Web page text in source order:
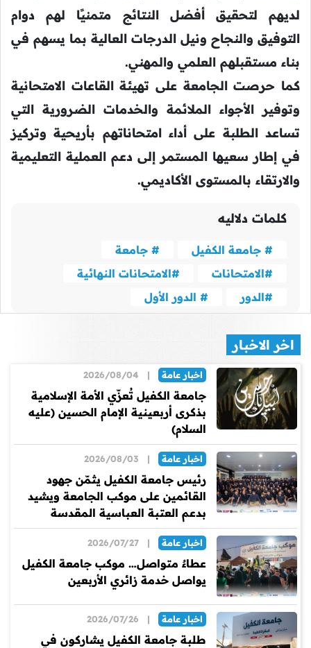
لديهم لتحقيق أفضل النتائج متمنيًا لهم دوام
التوفيق والنجاح ونيل الدرجات العالية بما يسهم في
بناء مستقبلهم العلمي والمهني.
كما حرصت الجامعة على تهيئة القاعات الامتحانية
وتوفير الأجواء الملائمة والخدمات الضرورية التي
تساعد الطلبة على أداء امتحاناتهم بأريحية وتركيز
في إطار سعيها المستمر إلى دعم العملية التعليمية
والارتقاء بالمستوى الأكاديمي.
كلمات دلاليه
# جامعة الكفيل
# جامعة
#الامتحانات
#الامتحانات النهائية
#الدور
# الدور الأول
اخر الاخبار
اخبار عامة |
2026/08/04
جامعة الكفيل تُعزّي الأمة الإسلامية
بذكرى أربعينية الإمام الحسين (عليه
السلام)
اخبار عامة |
2026/08/03
رئيس جامعة الكفيل يثمّن جهود
القائمين على موكب الجامعة ويشيد
بدعم العتبة العباسية المقدسة
اخبار عامة |
2026/07/27
عطاءٌ متواصل… موكب جامعة الكفيل
يواصل خدمة زائري الأربعين
اخبار عامة |
2026/07/26
طلبة جامعة الكفيل يشاركون في